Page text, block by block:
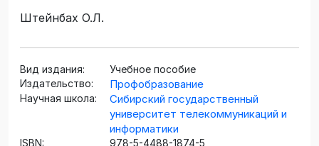
Штейнбах О.Л.
Вид издания:
Учебное пособие
Издательство:
Профобразование
Научная школа:
Сибирский государственный
университет телекоммуникаций и
информатики
ISBN:
978-5-4488-1874-5